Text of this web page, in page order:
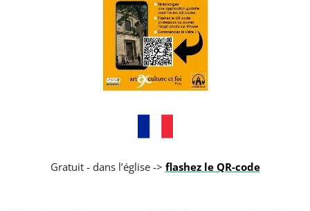
Gratuit - dans l’église -> flashez le QR-code